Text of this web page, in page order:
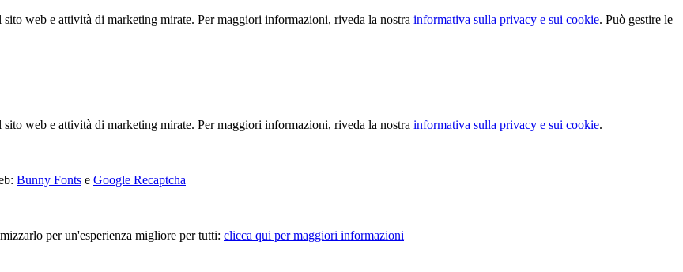
web e attività di marketing mirate. Per maggiori informazioni, riveda la nostra informativa sulla privacy e sui cookie. Può gestire le
web e attività di marketing mirate. Per maggiori informazioni, riveda la nostra informativa sulla privacy e sui cookie.
Bunny Fonts e Google Recaptcha
per un'esperienza migliore per tutti: clicca qui per maggiori informazioni